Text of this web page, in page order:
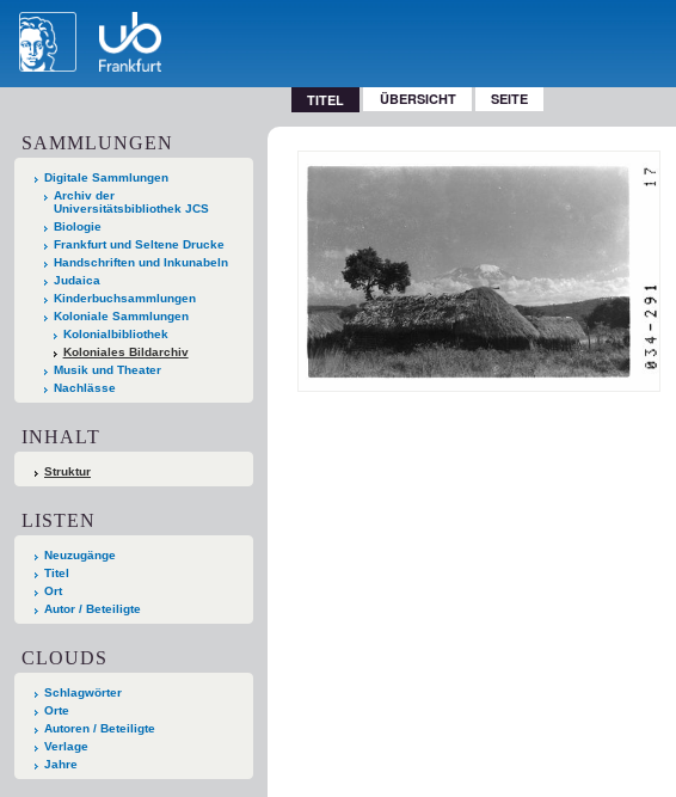
TITEL ÜBERSICHT SEITE
SAMMLUNGEN
Digitale Sammlungen
Archiv der
Universitätsbibliothek JCS
Biologie
Frankfurt und Seltene Drucke
Handschriften und Inkunabeln
Judaica
Kinderbuchsammlungen
Koloniale Sammlungen
Kolonialbibliothek
Koloniales Bildarchiv
Musik und Theater
Nachlässe
INHALT
Struktur
LISTEN
Neuzugänge
Titel
Ort
Autor / Beteiligte
CLOUDS
Schlagwörter
Orte
Autoren / Beteiligte
Verlage
Jahre